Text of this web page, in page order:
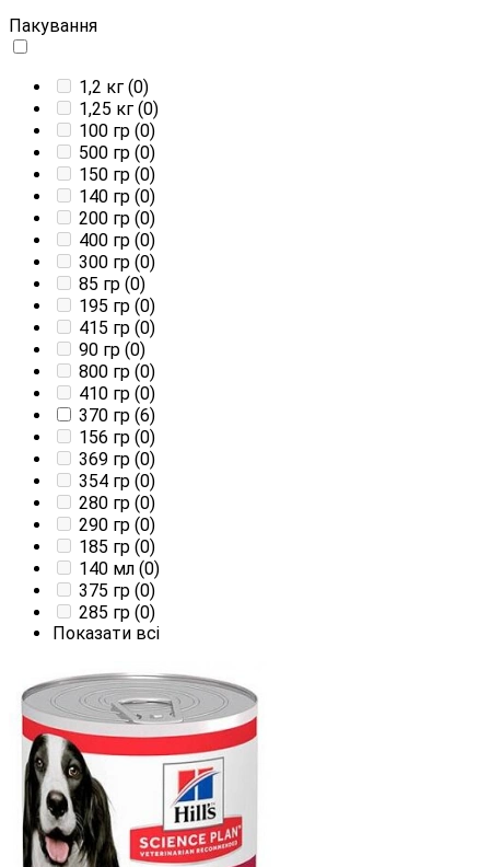
Пакування
1,2 кг (0)
1,25 кг (0)
100 гр (0)
500 гр (0)
150 гр (0)
140 гр (0)
200 гр (0)
400 гр (0)
300 гр (0)
85 гр (0)
195 гр (0)
415 гр (0)
90 гр (0)
800 гр (0)
410 гр (0)
370 гр (6)
156 гр (0)
369 гр (0)
354 гр (0)
280 гр (0)
290 гр (0)
185 гр (0)
140 мл (0)
375 гр (0)
285 гр (0)
Показати всі